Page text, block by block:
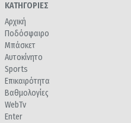
ΚΑΤΗΓΟΡΙΕΣ
Αρχική
Ποδόσφαιρο
Μπάσκετ
Αυτοκίνητο
Sports
Επικαιρότητα
Βαθμολογίες
WebTv
Enter